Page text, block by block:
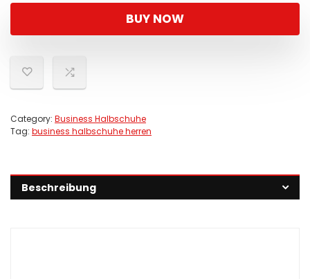
BUY NOW
Category: Business Halbschuhe
Tag: business halbschuhe herren
Beschreibung